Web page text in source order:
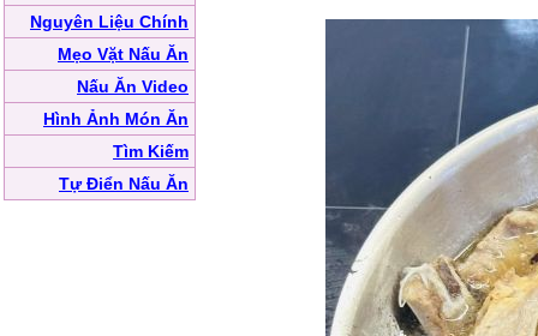
Nguyên Liệu Chính
Mẹo Vặt Nấu Ăn
Nấu Ăn Video
Hình Ảnh Món Ăn
Tìm Kiếm
Tự Điển Nấu Ăn